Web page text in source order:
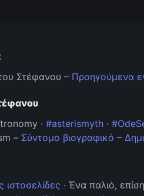
Στέφανου – Προηγούμενα
· #asterismyth ·
– Σύντομο βιογραφικό –
· Ένα παλιό,